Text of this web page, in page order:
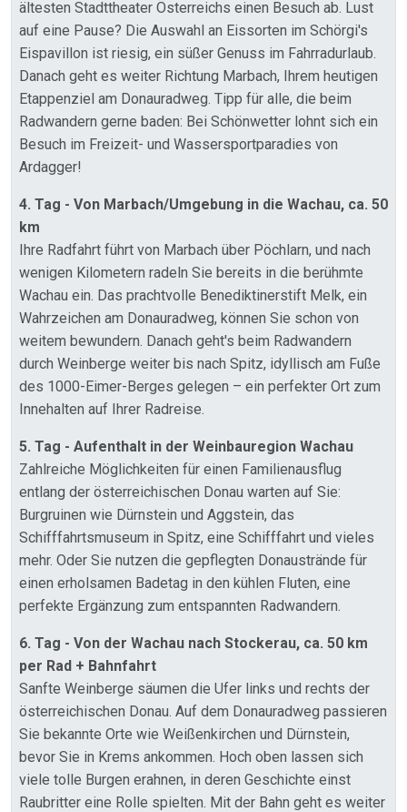
ältesten Stadttheater Österreichs einen Besuch ab. Lust
auf eine Pause? Die Auswahl an Eissorten im Schörgi's
Eispavillon ist riesig, ein süßer Genuss im Fahrradurlaub.
Danach geht es weiter Richtung Marbach, Ihrem heutigen
Etappenziel am Donauradweg. Tipp für alle, die beim
Radwandern gerne baden: Bei Schönwetter lohnt sich ein
Besuch im Freizeit- und Wassersportparadies von
Ardagger!
4. Tag - Von Marbach/Umgebung in die Wachau, ca. 50
km
Ihre Radfahrt führt von Marbach über Pöchlarn, und nach
wenigen Kilometern radeln Sie bereits in die berühmte
Wachau ein. Das prachtvolle Benediktinerstift Melk, ein
Wahrzeichen am Donauradweg, können Sie schon von
weitem bewundern. Danach geht's beim Radwandern
durch Weinberge weiter bis nach Spitz, idyllisch am Fuße
des 1000-Eimer-Berges gelegen – ein perfekter Ort zum
Innehalten auf Ihrer Radreise.
5. Tag - Aufenthalt in der Weinbauregion Wachau
Zahlreiche Möglichkeiten für einen Familienausflug
entlang der österreichischen Donau warten auf Sie:
Burgruinen wie Dürnstein und Aggstein, das
Schifffahrtsmuseum in Spitz, eine Schifffahrt und vieles
mehr. Oder Sie nutzen die gepflegten Donaustrände für
einen erholsamen Badetag in den kühlen Fluten, eine
perfekte Ergänzung zum entspannten Radwandern.
6. Tag - Von der Wachau nach Stockerau, ca. 50 km
per Rad + Bahnfahrt
Sanfte Weinberge säumen die Ufer links und rechts der
österreichischen Donau. Auf dem Donauradweg passieren
Sie bekannte Orte wie Weißenkirchen und Dürnstein,
bevor Sie in Krems ankommen. Hoch oben lassen sich
viele tolle Burgen erahnen, in deren Geschichte einst
Raubritter eine Rolle spielten. Mit der Bahn geht es weiter